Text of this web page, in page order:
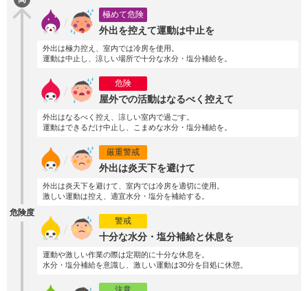
危険度
極めて危険
外出を控えて運動は中止を
外出は極力控え、室内では冷房を使用。
運動は中止し、涼しい場所で十分な水分・塩分補給を。
危険
屋外での活動はなるべく控えて
外出はなるべく控え、涼しい室内で過ごす。
運動はできるだけ中止し、こまめな水分・塩分補給を。
厳重警戒
外出は炎天下を避けて
外出は炎天下を避けて、室内では冷房を適切に使用。
激しい運動は控え、適宜水分・塩分を補給する。
警戒
十分な水分・塩分補給と休息を
運動や激しい作業の際は定期的に十分な休息を。
水分・塩分補給を意識し、激しい運動は30分を目処に休憩。